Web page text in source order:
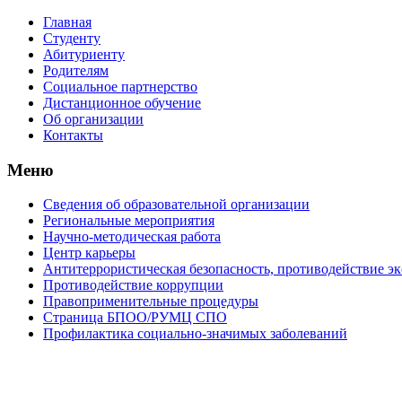
Главная
Студенту
Абитуриенту
Родителям
Социальное партнерство
Дистанционное обучение
Об организации
Контакты
Меню
Сведения об образовательной организации
Региональные мероприятия
Научно-методическая работа
Центр карьеры
Антитеррористическая безопасность, противодействие
Противодействие коррупции
Правоприменительные процедуры
Страница БПОО/РУМЦ CПO
Профилактика социально-значимых заболеваний